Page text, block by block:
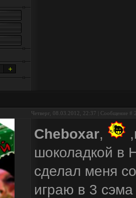
Четверг, 08.03.2012, 22:37 | Сообщение #
Cheboxar,
шоколадкой в
сделал меня
играю в 3